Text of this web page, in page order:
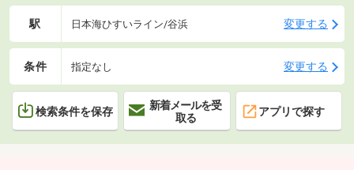
駅 日本海ひすいライン/谷浜 変更する
条件 指定なし 変更する
検索条件を保存
新着メールを受
取る
アプリで探す